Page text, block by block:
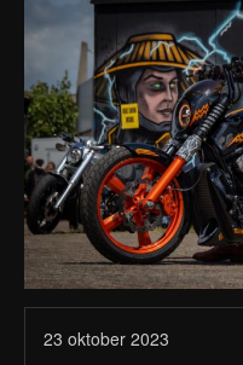
23 oktober 2023